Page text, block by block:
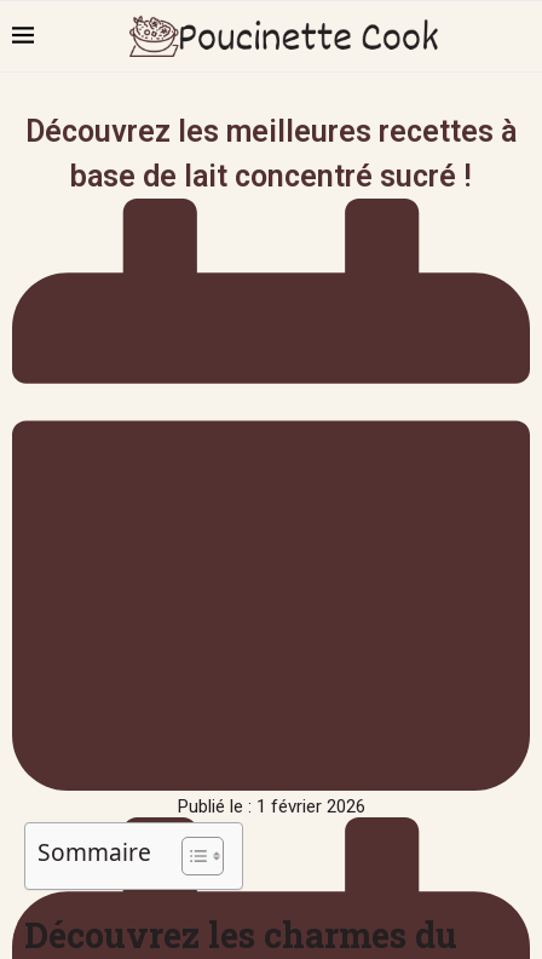
Découvrez les meilleures recettes à
base de lait concentré sucré !
Publié le : 1 février 2026
Sommaire
Découvrez les charmes du